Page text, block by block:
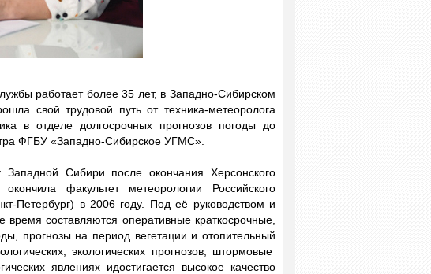
работает более 35 лет, в Западно-Сибирском
свой трудовой путь от техника-метеоролога
в отделе долгосрочных прогнозов погоды до
ФГБУ «Западно-Сибирское УГМС».
Сибири после окончания Херсонского
окончила факультет метеорологии Российского
Петербург) в 2006 году. Под её руководством и
составляются оперативные краткосрочные,
прогнозы на период вегетации и отопительный
экологических прогнозов, штормовые
явлениях идостигается высокое качество